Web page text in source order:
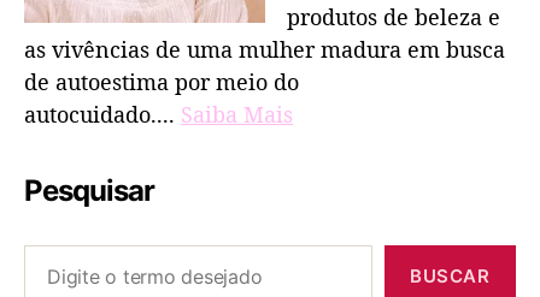
produtos de beleza e
as vivências de uma mulher madura em busca
de autoestima por meio do
autocuidado.... Saiba Mais
Pesquisar
BUSCAR